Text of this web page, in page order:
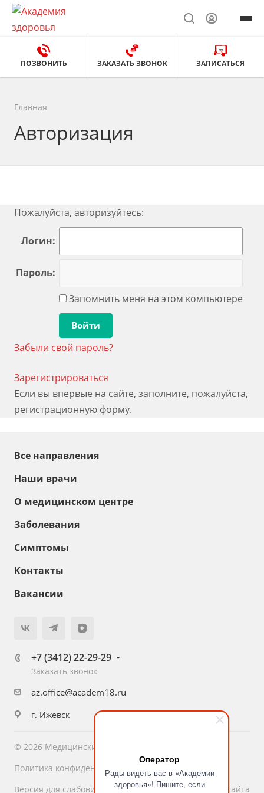
Оператор
Рады видеть вас в «Академии
здоровья»! Пишите, если
ПОЗВОНИТЬ ЗАКАЗАТЬ ЗВОНОК ЗАПИСАТЬСЯ
Главная
Авторизация
Пожалуйста, авторизуйтесь:
Логин:
Пароль:
Запомнить меня на этом компьютере
Забыли свой пароль?
Зарегистрироваться
Если вы впервые на сайте, заполните, пожалуйста,
регистрационную форму.
Все направления
Наши врачи
О медицинском центре
Заболевания
Симптомы
Контакты
Вакансии
+7 (3412) 22-29-29
Заказать звонок
az.office@academ18.ru
г. Ижевск
© 2026 Медицинский центр «Академия Здоровья»
Политика конфиденциальности
Версия для слабовидящих
Карта сайта